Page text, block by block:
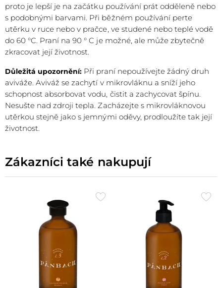
proto je lepší je na začátku používání prát odděleně nebo
s podobnými barvami. Při běžném používání perte
utěrku v ruce nebo v pračce, ve studené nebo teplé vodě
do 60 °C. Praní na 90 ° C je možné, ale může zbytečně
zkracovat její životnost.
Důležitá upozornění: Při praní nepoužívejte žádný druh
aviváže. Aviváž se zachytí v mikrovláknu a sníží jeho
schopnost absorbovat vodu, čistit a zachycovat špínu.
Nesušte nad zdroji tepla. Zacházejte s mikrovláknovou
utěrkou stejně jako s jemnými oděvy, prodloužíte tak její
životnost.
Zákazníci také nakupují
Přidat
oblíbených